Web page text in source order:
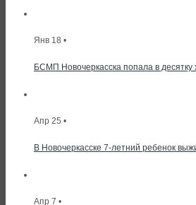
Янв 18 •
БСМП Новочеркасска попала в
Апр 25 •
В Новочеркасске 7-летний ребенок
Апр 7 •